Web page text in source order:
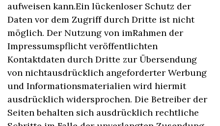
aufweisen kann.Ein lückenloser Schutz der
Daten vor dem Zugriff durch Dritte ist nicht
möglich. Der Nutzung von imRahmen der
Impressumspflicht veröffentlichten
Kontaktdaten durch Dritte zur Übersendung
von nichtausdrücklich angeforderter Werbung
und Informationsmaterialien wird hiermit
ausdrücklich widersprochen. Die Betreiber der
Seiten behalten sich ausdrücklich rechtliche